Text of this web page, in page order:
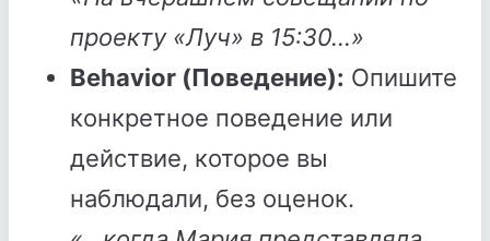
проекту «Луч» в 15:30...»
Behavior (Поведение): Опишите
конкретное поведение или
действие, которое вы
наблюдали, без оценок.